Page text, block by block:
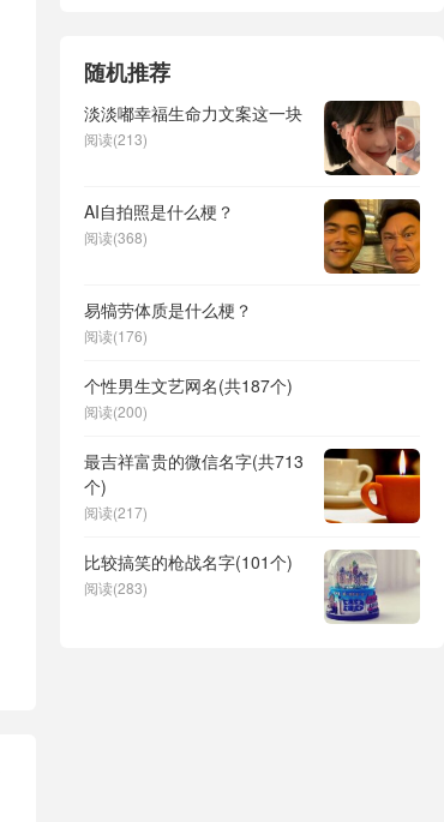
随机推荐
淡淡嘟幸福生命力文案这一块
阅读(213)
AI自拍照是什么梗？
阅读(368)
易犒劳体质是什么梗？
阅读(176)
个性男生文艺网名(共187个)
阅读(200)
最吉祥富贵的微信名字(共713
个)
阅读(217)
比较搞笑的枪战名字(101个)
阅读(283)